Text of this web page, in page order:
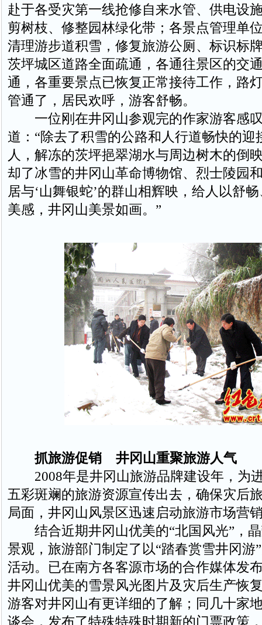
赴于各受灾第一线抢修自来水管、供电设
剪树枝、修整园林绿化带；各景点管理单
清理游步道积雪，修复旅游公厕、标识标
茨坪城区道路全面疏通，各通往景区的交
通，各重要景点已恢复正常接待工作，路
管通了，居民欢呼，游客舒畅。
一位刚在井冈山参观完的作家游客感
道：“除去了积雪的公路和人行道畅快的迎
人，解冻的茨坪挹翠湖水与周边树木的倒
却了冰雪的井冈山革命博物馆、烈士陵园
居与‘山舞银蛇’的群山相辉映，给人以舒
美感，井冈山美景如画。”
抓旅游促销 井冈山重聚旅游人气
2008年是井冈山旅游品牌建设年，为
五彩斑斓的旅游资源宣传出去，确保灾后
局面，井冈山风景区迅速启动旅游市场营
结合近期井冈山优美的“北国风光”，晶
景观，旅游部门制定了以“踏春赏雪井冈游
活动。已在南方各客源市场的合作媒体发
井冈山优美的雪景风光图片及灾后生产恢
游客对井冈山有更详细的了解；同几十家
谈会，发布了特殊特殊时期新的门票政策